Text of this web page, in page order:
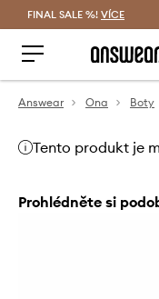
FINAL SALE %! VÍCE
Answear Ona Boty
Tento produkt je
Prohlédněte si